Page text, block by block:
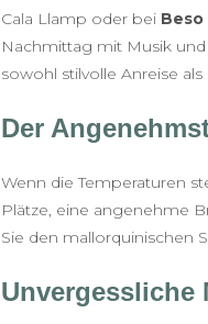
Cala Llamp oder bei Beso
Nachmittag mit Musik
sowohl stilvolle Anreise
Der
Wenn die Temperaturen
Plätze, eine angenehme
Sie den mallorquinischen
Unvergessliche